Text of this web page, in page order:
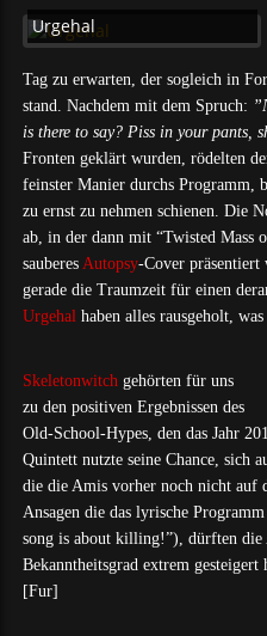
Urgehal
Tag zu erwarten, der sogleich in
stand. Nachdem mit dem Spruch:
is there to say? Piss in your pants,
Fronten geklärt wurden, rödelten
feinster Manier durchs Programm,
zu ernst zu nehmen schienen. Die
ab, in der dann mit “Twisted Mass
sauberes Autopsy-Cover
gerade die Traumzeit für einen
Urgehal haben alles rausgeholt,
Skeletonwitch gehörten für uns
zu den positiven Ergebnissen des
Old-School-Hypes, den das Jahr
Quintett nutzte seine Chance, sich
die die Amis vorher noch nicht auf
Ansagen die das lyrische
song is about killing!”), dürften die
Bekanntheitsgrad extrem
[Fur]